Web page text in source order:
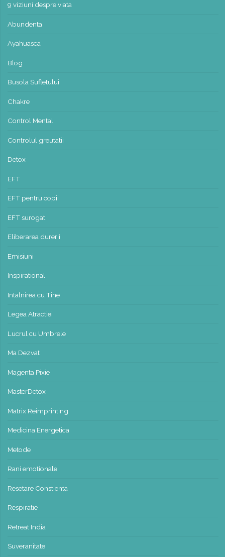
9 viziuni despre viata
Abundenta
Ayahuasca
Blog
Busola Sufletului
Chakre
Control Mental
Controlul greutatii
Detox
EFT
EFT pentru copii
EFT surogat
Eliberarea durerii
Emisiuni
Inspirational
Intalnirea cu Tine
Legea Atractiei
Lucrul cu Umbrele
Ma Dezvat
Magenta Pixie
MasterDetox
Matrix Reimprinting
Medicina Energetica
Metode
Rani emotionale
Resetare Constienta
Respiratie
Retreat India
Suveranitate